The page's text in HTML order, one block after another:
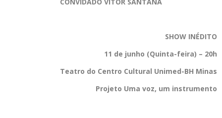
SHOW INÉDITO
11 de junho (Quinta-feira) – 20h
Teatro do Centro Cultural Unimed-BH Minas
Projeto Uma voz, um instrumento